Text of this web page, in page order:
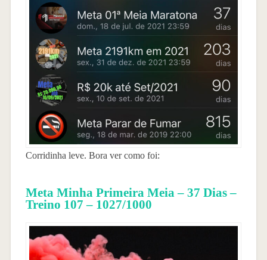
Corridinha leve. Bora ver como foi:
Meta Minha Primeira Meia – 37 Dias –
Treino 107 – 1027/1000